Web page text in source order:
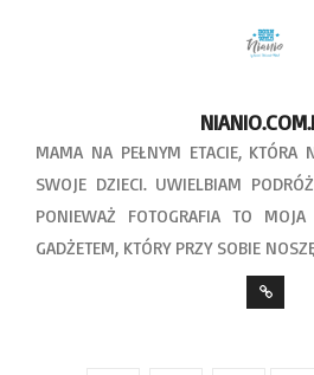
MAMA NA PEŁNYM ETACIE, KTÓRA
SWOJE DZIECI. UWIELBIAM
PONIEWAŻ FOTOGRAFIA TO MOJA
GADŻETEM, KTÓRY PRZY SOBIE